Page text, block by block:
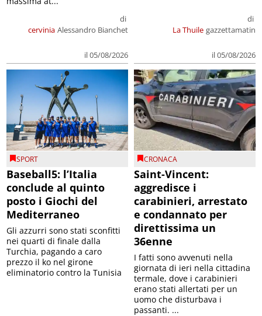
cervinia
di
Alessandro Bianchet
il 05/08/2026
La Thuile
di
gazzettamatin
il 05/08/2026
SPORT
Baseball5: l’Italia
conclude al quinto
posto i Giochi del
Mediterraneo
Gli azzurri sono stati sconfitti
nei quarti di finale dalla
Turchia, pagando a caro
prezzo il ko nel girone
eliminatorio contro la Tunisia
CRONACA
Saint-Vincent:
aggredisce i
carabinieri, arrestato
e condannato per
direttissima un
36enne
I fatti sono avvenuti nella
giornata di ieri nella cittadina
termale, dove i carabinieri
erano stati allertati per un
uomo che disturbava i
passanti. ...